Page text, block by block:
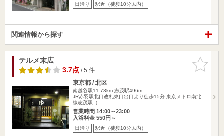
日帰り 駅近（徒歩10分以内）
関連情報から探す
お気に入
りに追加
テルメ末広
3.7点/ 5 件
東京都 / 北区
南越谷駅11.73km 志茂駅496m
JR赤羽駅北口改札東口出口より徒歩15分 東京メトロ南北
線志茂駅（…
営業時間 14:00～23:00
入浴料金 550円～
日帰り 駅近（徒歩10分以内）